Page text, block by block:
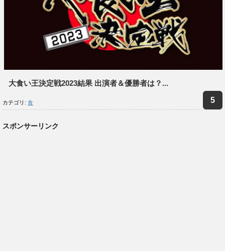
大食い王決定戦2023結果 出演者＆優勝者は？...
カテゴリ: 食
スポンサーリンク